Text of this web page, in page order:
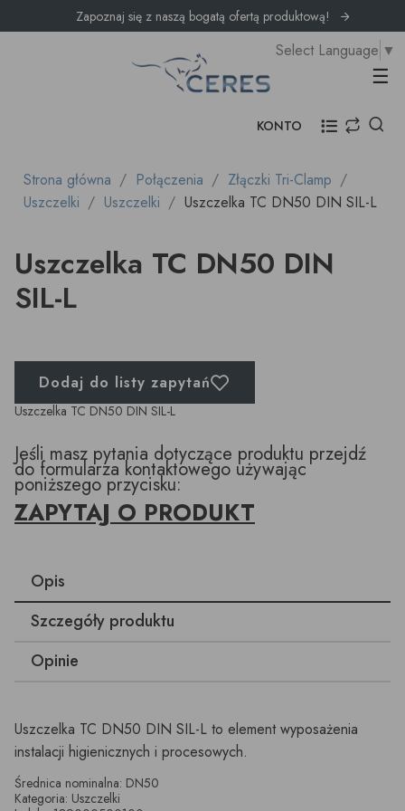
Zapoznaj się z naszą bogatą ofertą produktową!
☰
Select Language ▼
KONTO
Strona główna Połączenia
Złączki Tri-Clamp
Uszczelki
Uszczelki Uszczelka TC DN50 DIN SIL-L
Uszczelka TC DN50 DIN
SIL-L
Dodaj do listy zapytań
Uszczelka TC DN50 DIN SIL-L
Jeśli masz pytania dotyczące produktu przejdź
do formularza kontaktowego używając
poniższego przycisku:
ZAPYTAJ O PRODUKT
Opis
Szczegóły produktu
Opinie
Uszczelka TC DN50 DIN SIL-L to element wyposażenia
instalacji higienicznych i procesowych.
Średnica nominalna: DN50
Kategoria: Uszczelki